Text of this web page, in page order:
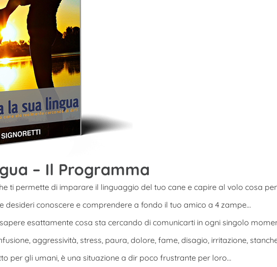
– Il Programma
ti permette di imparare il linguaggio del tuo cane e capire al volo cosa
desideri conoscere e comprendere a fondo il tuo amico a 4 zampe…
esattamente cosa sta cercando di comunicarti in ogni singolo
aggressività, stress, paura, dolore, fame, disagio, irritazione,
per gli umani, è una situazione a dir poco frustrante per loro…